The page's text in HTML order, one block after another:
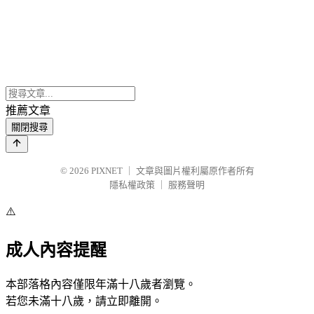
推薦文章
關閉搜尋
© 2026 PIXNET
文章與圖片權利屬原作者所有
隱私權政策
服務聲明
⚠️
成人內容提醒
本部落格內容僅限年滿十八歲者瀏覽。
若您未滿十八歲，請立即離開。